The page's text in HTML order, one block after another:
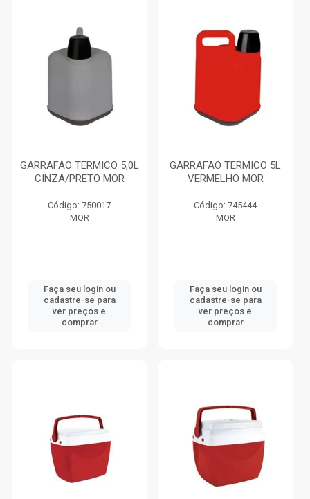
GARRAFAO TERMICO 5,0L
CINZA/PRETO MOR
Código: 750017
MOR
Faça seu login ou
cadastre-se para
ver preços e
comprar
GARRAFAO TERMICO 5L
VERMELHO MOR
Código: 745444
MOR
Faça seu login ou
cadastre-se para
ver preços e
comprar